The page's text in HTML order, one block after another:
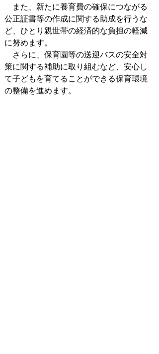
また、新たに養育費の確保につながる
公正証書等の作成に関する助成を行うな
ど、ひとり親世帯の経済的な負担の軽減
に努めます。
さらに、保育園等の送迎バスの安全対
策に関する補助に取り組むなど、安心し
て子どもを育てることができる保育環境
の整備を進めます。